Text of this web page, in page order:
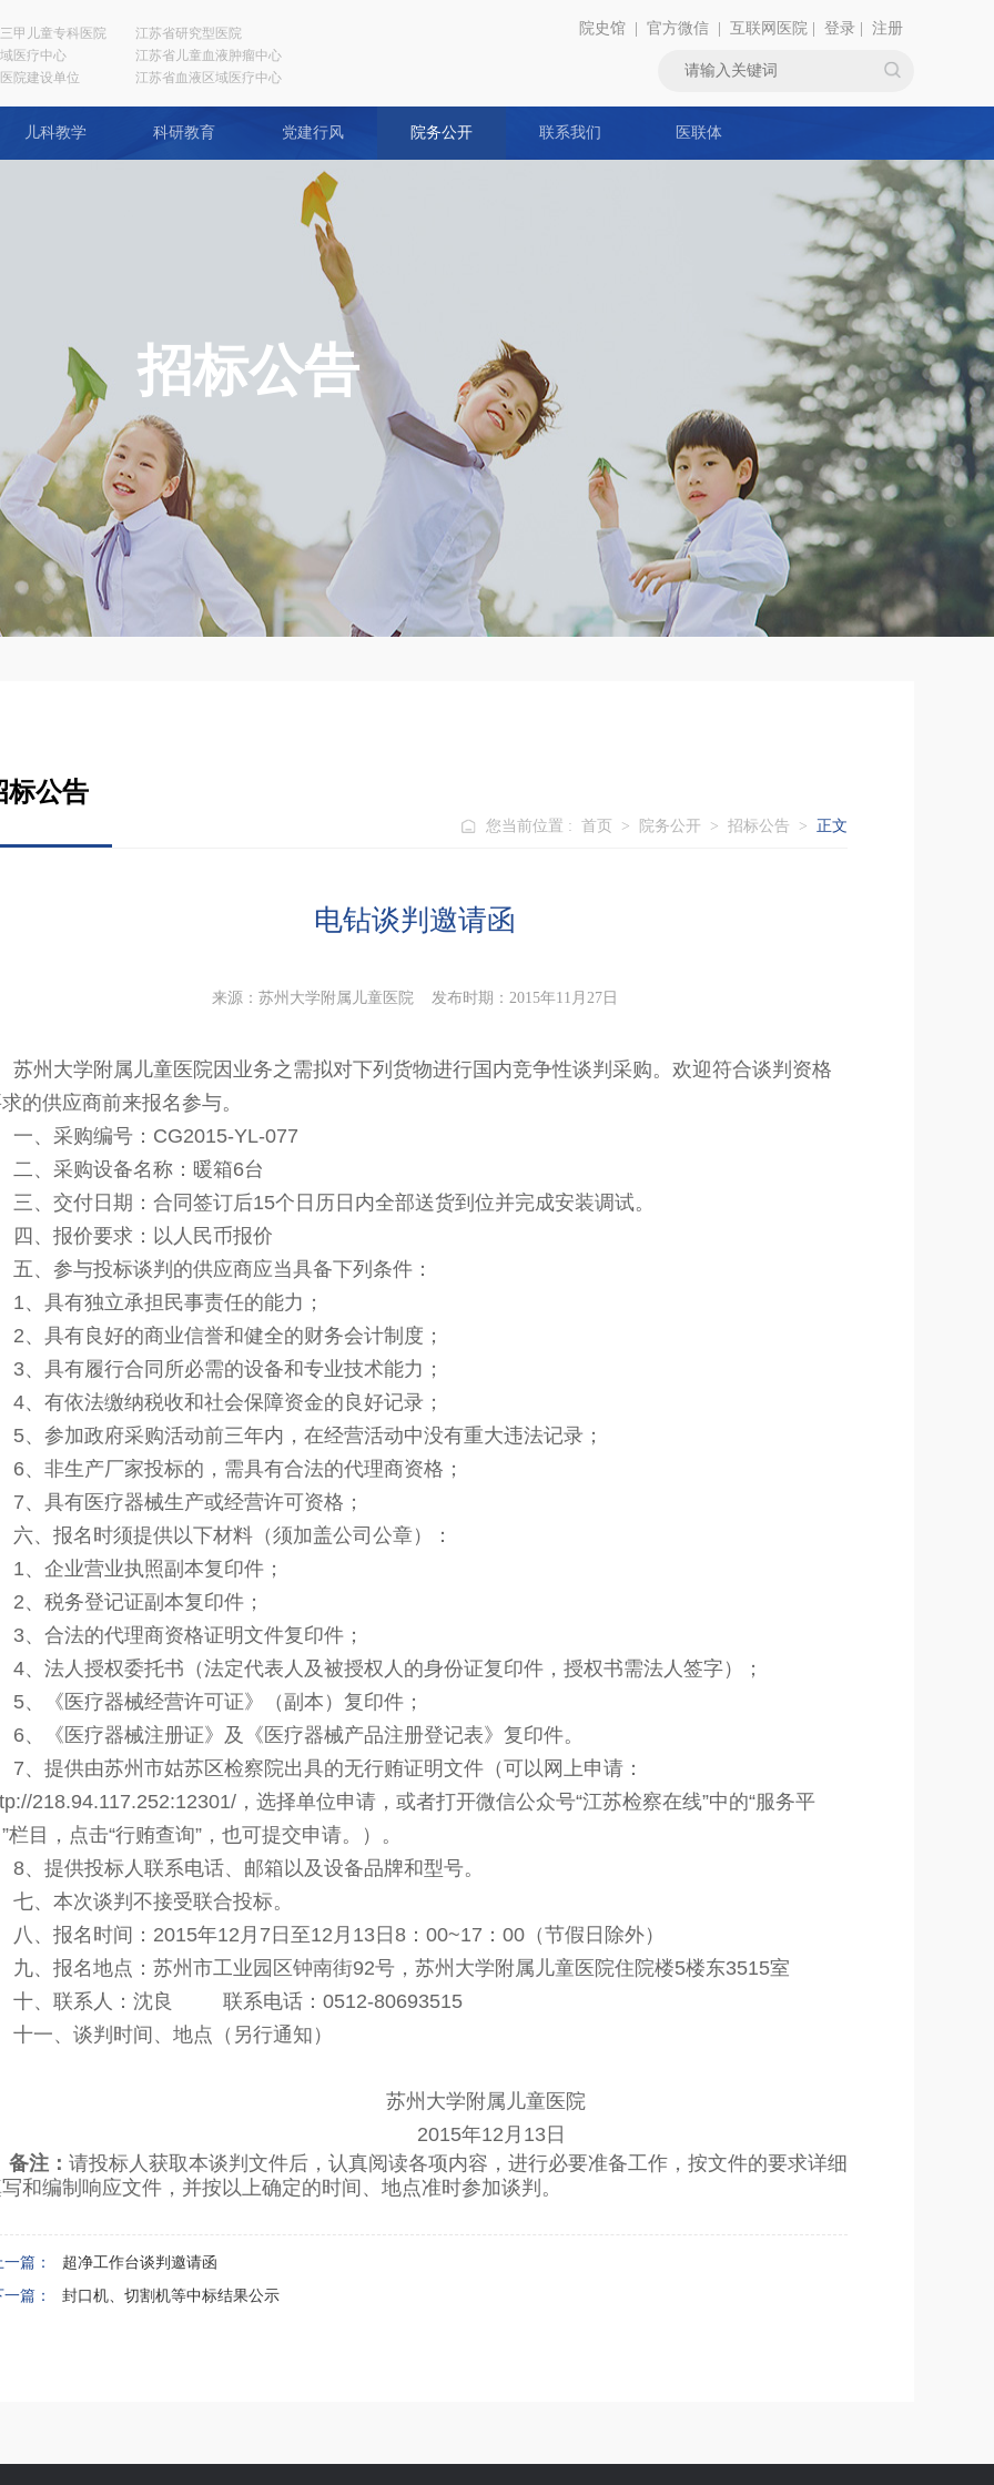
甲儿童专科医院
医疗中心
院建设单位
江苏省研究型医院
江苏省儿童血液肿瘤中心
江苏省血液区域医疗中心
院史馆 官方微信 互联网医院 登录 注册
儿科教学 科研教育 党建行风 院务公开 联系我们 医联体
招标公告
标公告
您当前位置 : 首页 > 院务公开 > 招标公告 > 正文
电钻谈判邀请函
来源：苏州大学附属儿童医院 发布时期：2015年11月27日
苏州大学附属儿童医院因业务之需拟对下列货物进行国内竞争性谈判采购。欢迎符合谈判资格
的供应商前来报名参与。
一、采购编号：CG2015-YL-077
二、采购设备名称：暖箱6台
三、交付日期：合同签订后15个日历日内全部送货到位并完成安装调试。
四、报价要求：以人民币报价
五、参与投标谈判的供应商应当具备下列条件：
1、具有独立承担民事责任的能力；
2、具有良好的商业信誉和健全的财务会计制度；
3、具有履行合同所必需的设备和专业技术能力；
4、有依法缴纳税收和社会保障资金的良好记录；
5、参加政府采购活动前三年内，在经营活动中没有重大违法记录；
6、非生产厂家投标的，需具有合法的代理商资格；
7、具有医疗器械生产或经营许可资格；
六、报名时须提供以下材料（须加盖公司公章）：
1、企业营业执照副本复印件；
2、税务登记证副本复印件；
3、合法的代理商资格证明文件复印件；
4、法人授权委托书（法定代表人及被授权人的身份证复印件，授权书需法人签字）；
5、《医疗器械经营许可证》（副本）复印件；
6、《医疗器械注册证》及《医疗器械产品注册登记表》复印件。
7、提供由苏州市姑苏区检察院出具的无行贿证明文件（可以网上申请：
218.94.117.252:12301/，选择单位申请，或者打开微信公众号“江苏检察在线”中的“服务平
栏目，点击“行贿查询”，也可提交申请。
） 。
8、提供投标人联系电话、邮箱以及设备品牌和型号。
七、本次谈判不接受联合投标。
八、报名时间：2015年12月7日至12月13日8：00~17：00（节假日除外）
九、报名地点：苏州市工业园区钟南街92号，苏州大学附属儿童医院住院楼5楼东3515室
十、联系人：沈良 联系电话：0512-80693515
十一、谈判时间、地点（另行通知）
苏州大学附属儿童医院
2015年12月13日
备注： 请投标人获取本谈判文件后，认真阅读各项内容，进行必要准备工作，按文件的要求详细
和编制响应文件，并按以上确定的时间、地点准时参加谈判。
一篇：
超净工作台谈判邀请函
一篇：
封口机、切割机等中标结果公示